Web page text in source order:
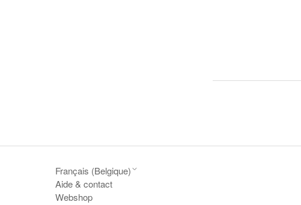
Français (Belgique)
Aide & contact
Webshop